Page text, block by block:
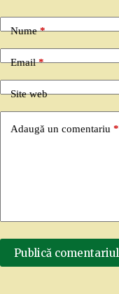
Nume*
Email*
Site web
Adaugă un comentariu *
Publică comentariul